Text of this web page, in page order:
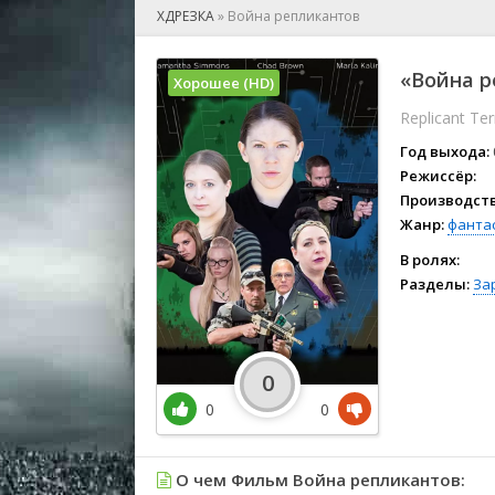
🕺 Мюзикл
👨‍💻
🎤 Ток-
🧙‍♀️
🏅
ХДРЕЗКА» Война репликантов
«Война
Replicant
Год выхода:
Режиссёр:
Жанр:
В ролях:
Разделы:
Хорошее (HD)
0
0
0
О чем Фильм Война репликантов: